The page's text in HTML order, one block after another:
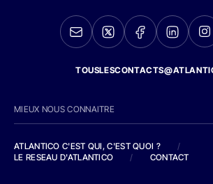
MIEUX NOUS CONNAITRE
ATLANTICO C'EST QUI, C'EST QUOI ?
/
LE RESEAU D'ATLANTICO
/ CONTACT